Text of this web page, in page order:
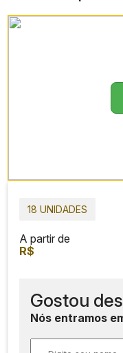
18 UNIDADES
A partir de
R$
Gostou
Nós entramos